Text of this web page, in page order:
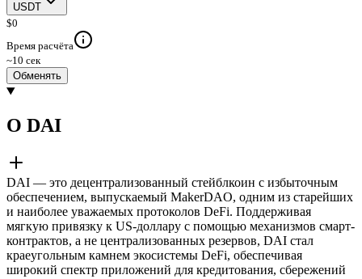
USDT
$0
Время расчёта
~10 сек
Обменять
О DAI
DAI — это децентрализованный стейблкоин с избыточным
обеспечением, выпускаемый MakerDAO, одним из старейших
и наиболее уважаемых протоколов DeFi. Поддерживая
мягкую привязку к US-доллару с помощью механизмов смарт-
контрактов, а не централизованных резервов, DAI стал
краеугольным камнем экосистемы DeFi, обеспечивая
широкий спектр приложений для кредитования, сбережений